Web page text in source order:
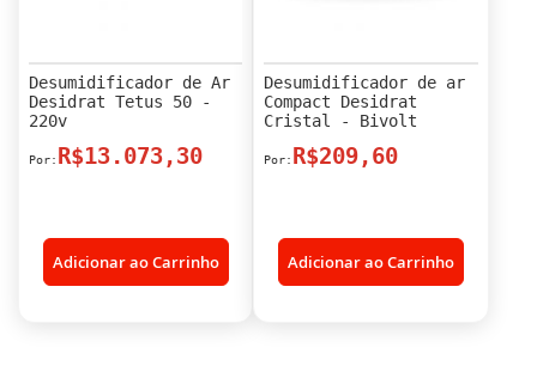
Desumidificador de Ar
Desidrat Tetus 50 -
220v
R$13.073,30
Adicionar ao Carrinho
Desumidificador de ar
Compact Desidrat
Cristal - Bivolt
R$209,60
Adicionar ao Carrinho